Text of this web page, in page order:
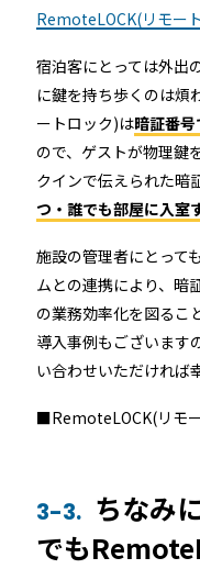
RemoteLOCK(リモー
宿泊客にとっては外出
に鍵を持ち歩くのは煩
ートロック)は暗証番号
ので、ゲストが物理鍵
クインで伝えられた暗
つ・誰でも部屋に入室
施設の管理者にとって
ムとの連携により、暗
の業務効率化を図るこ
導入事例もございます
い合わせいただければ
■RemoteLOCK(リモ
3-3. ちなみ
でも